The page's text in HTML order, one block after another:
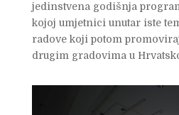
jedinstvena godišnja
kojoj umjetnici unutar iste
radove koji potom
drugim gradovima u